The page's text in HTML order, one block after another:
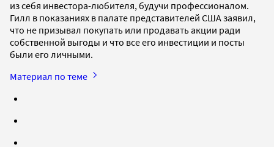
из себя инвестора-любителя, будучи профессионалом.
Гилл в показаниях в палате представителей США заявил,
что не призывал покупать или продавать акции ради
собственной выгоды и что все его инвестиции и посты
были его личными.
Материал по теме